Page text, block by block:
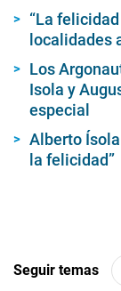
“La
localidades
Los
Isola y
especial
Alberto
la felicidad”
Seguir temas